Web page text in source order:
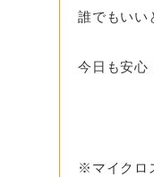
誰でもいい
今日も安心
※マイクロ